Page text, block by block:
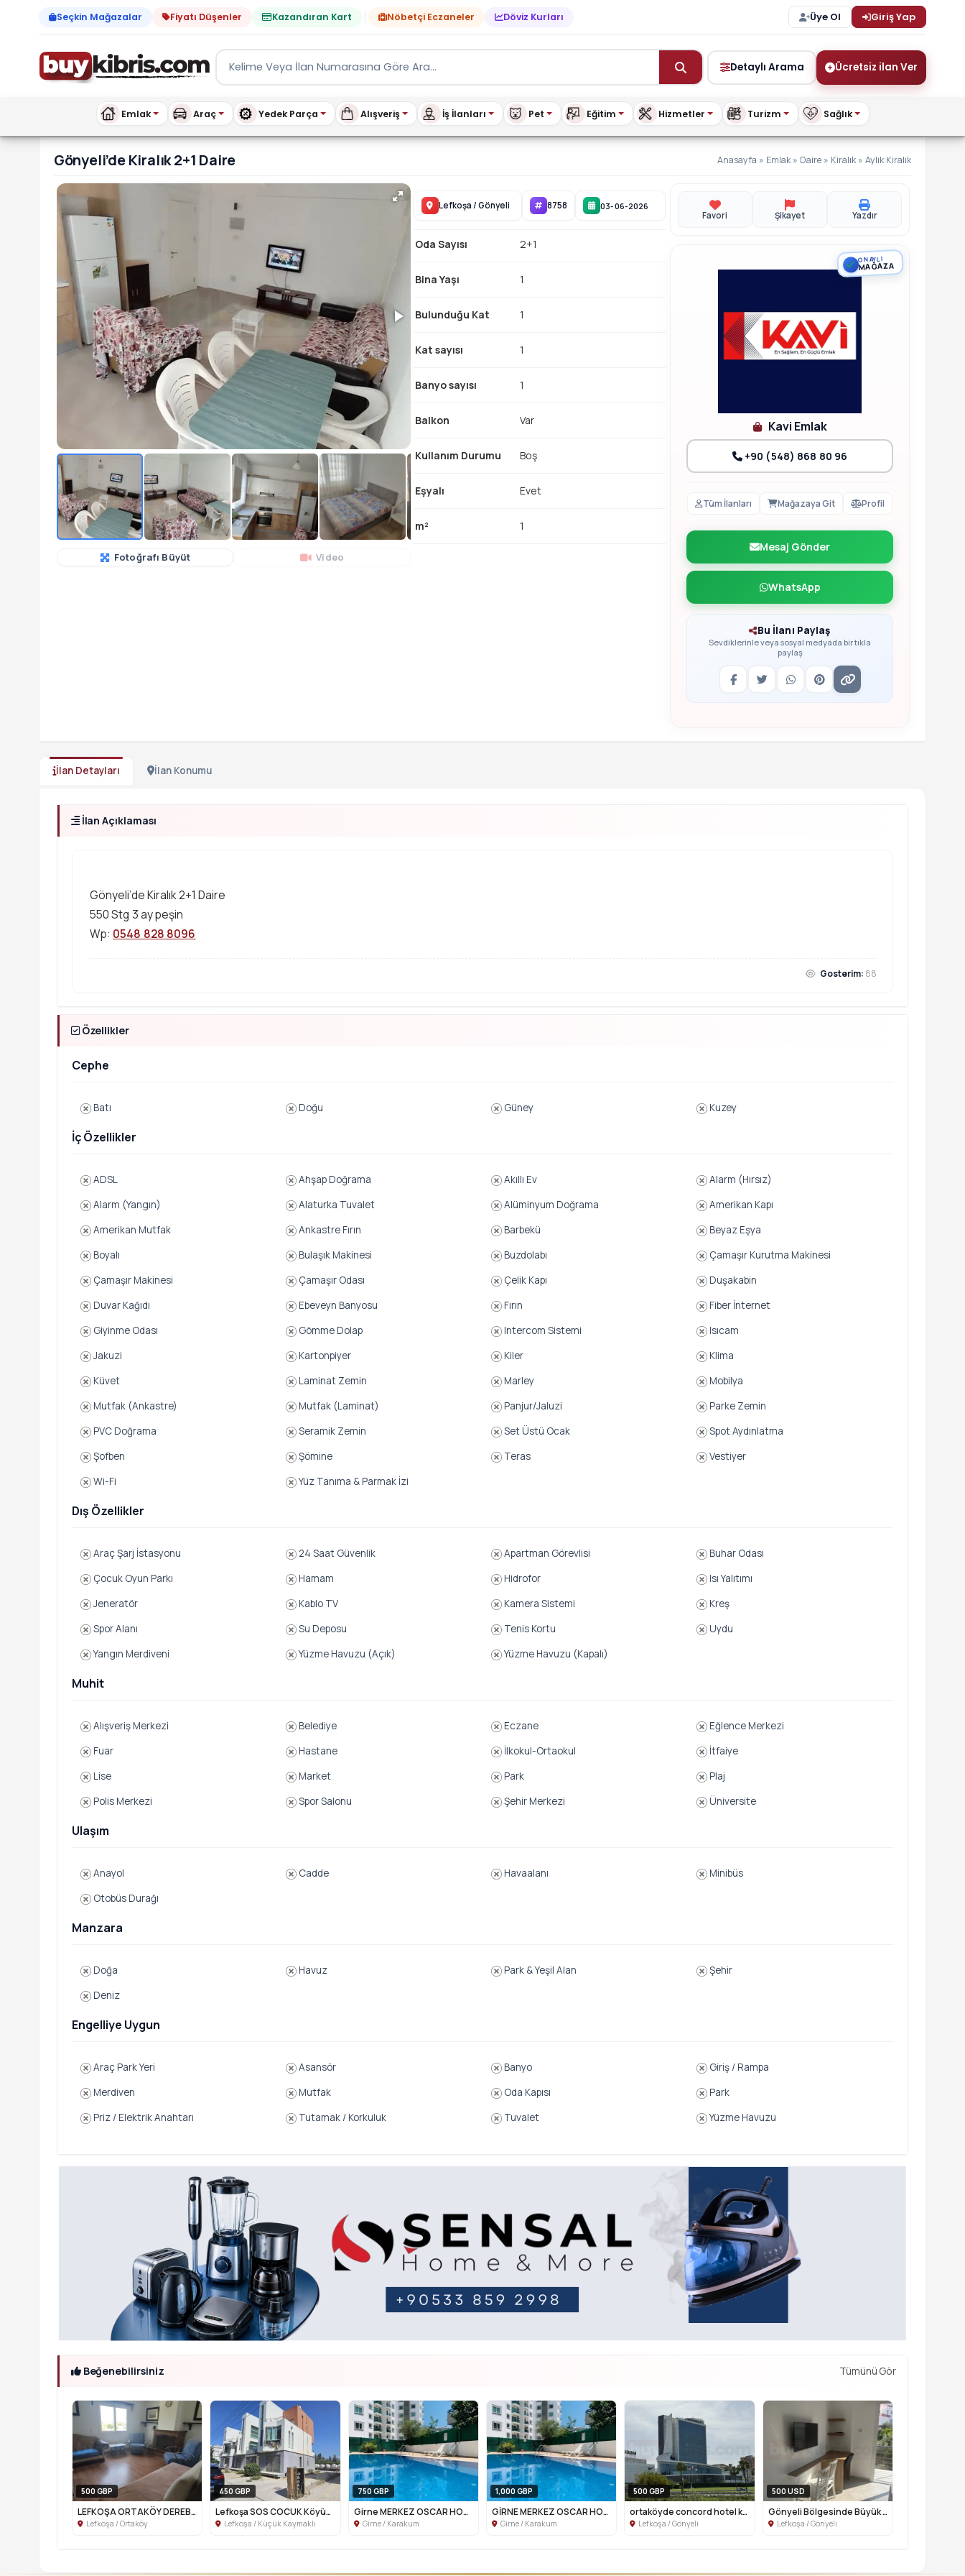
Seçkin Mağazalar Fiyatı Düşenler Kazandıran Kart Nöbetçi Eczaneler Döviz Kurları Üye Ol Giriş Yap
Detaylı Arama Ücretsiz ilan Ver
Emlak Araç Yedek Parça Alışveriş İş İlanları Pet Eğitim Hizmetler Turizm Sağlık
Gönyeli’de Kiralık 2+1 Daire | buykibris.com
Gönyeli’de Kiralık 2+1 Daire Anasayfa » Emlak» Daire » Kiralık»Aylık Kiralık
Fotoğrafı Büyüt Video
Lefkoşa / Gönyeli 8758 03-06-2026
Oda Sayısı 2+1
Bina Yaşı 1
Bulunduğu Kat 1
Kat sayısı 1
Banyo sayısı 1
Balkon Var
Kullanım Durumu Boş
Eşyalı Evet
m² 1
Favori Şikayet Yazdır
Kavi Emlak
+90 (548) 868 80 96
Tüm İlanları Mağazaya Git Profil
Mesaj Gönder
WhatsApp
Bu İlanı Paylaş
Sevdiklerinle veya sosyal medyada bir tıkla
paylaş
ONAYLI
MAĞAZA
İlan Detayları İlan Konumu
İlan Açıklaması
Gönyeli’de Kiralık 2+1 Daire
550 Stg 3 ay peşin
Wp: 0548 828 8096
Gosterim: 88
Özellikler
Cephe
Batı Doğu Güney Kuzey
İç Özellikler
ADSL Ahşap Doğrama Akıllı Ev
Alarm (Hırsız)
Alarm (Yangın)
Alaturka Tuvalet Alüminyum Doğrama
Amerikan Kapı
Amerikan Mutfak
Ankastre Fırın Barbekü
Beyaz Eşya
Boyalı
Bulaşık Makinesi Buzdolabı
Çamaşır Kurutma Makinesi
Çamaşır Makinesi
Çamaşır Odası Çelik Kapı
Duşakabin
Duvar Kağıdı
Ebeveyn Banyosu Fırın
Fiber İnternet
Giyinme Odası
Gömme Dolap Intercom Sistemi
Isıcam
Jakuzi
Kartonpiyer Kiler
Klima
Küvet
Laminat Zemin Marley
Mobilya
Mutfak (Ankastre)
Mutfak (Laminat) Panjur/Jaluzi
Parke Zemin
PVC Doğrama
Seramik Zemin Set Üstü Ocak
Spot Aydınlatma
Şofben
Şömine Teras
Vestiyer
Wi-Fi
Yüz Tanıma & Parmak İzi
Dış Özellikler
Araç Şarj İstasyonu 24 Saat Güvenlik Apartman Görevlisi
Buhar Odası
Çocuk Oyun Parkı
Hamam Hidrofor
Isı Yalıtımı
Jeneratör
Kablo TV Kamera Sistemi
Kreş
Spor Alanı
Su Deposu Tenis Kortu
Uydu
Yangın Merdiveni
Yüzme Havuzu (Açık) Yüzme Havuzu (Kapalı)
Muhit
Alışveriş Merkezi Belediye Eczane
Eğlence Merkezi
Fuar
Hastane İlkokul-Ortaokul
İtfaiye
Lise
Market Park
Plaj
Polis Merkezi
Spor Salonu Şehir Merkezi Üniversite
Ulaşım
Anayol Cadde Havaalanı
Minibüs
Otobüs Durağı
Manzara
Doğa Havuz Park & Yeşil Alan
Şehir
Deniz
Engelliye Uygun
Araç Park Yeri Asansör Banyo
Giriş / Rampa
Merdiven
Mutfak Oda Kapısı
Park
Priz / Elektrik Anahtarı
Tutamak / Korkuluk Tuvalet Yüzme Havuzu
Beğenebilirsiniz Tümünü Gör
500 GBP
LEFKOŞA ORTAKÖY DEREBOYU BÖLGESİNDE Kİ...
Lefkoşa / Ortaköy
450 GBP
Lefkoşa SOS COCUK Köyünün orda 1+1 Dub...
Lefkoşa / Küçük Kaymaklı
750 GBP
Girne MERKEZ OSCAR HOTEL YANİ 1+1
Girne / Karakum
1,000 GBP
GİRNE MERKEZ OSCAR HOTEL YANİ 2+1
Girne / Karakum
500 GBP
ortaköyde concord hotel karşısı kiralı...
Lefkoşa / Gönyeli
500 USD
Gönyeli Bölgesinde Büyük Kiler Market ...
Lefkoşa / Gönyeli